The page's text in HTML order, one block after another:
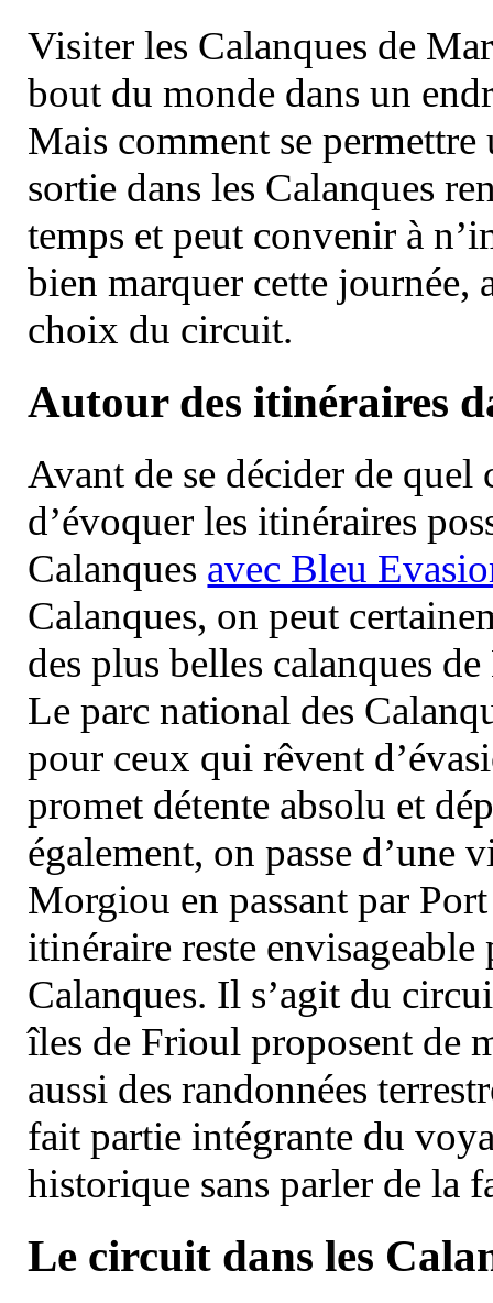
Visiter les Calanques de
bout du monde dans un
Mais comment se permettre
sortie dans les Calanques
temps et peut convenir à
bien marquer cette journée,
choix du circuit.
Autour des itinéraires
Avant de se décider de
d’évoquer les itinéraires
Calanques avec Bleu
Calanques, on peut
des plus belles calanques
Le parc national des
pour ceux qui rêvent
promet détente absolu et
également, on passe d’une
Morgiou en passant par
itinéraire reste
Calanques. Il s’agit du
îles de Frioul proposent de
aussi des randonnées
fait partie intégrante du
historique sans parler de la
Le circuit dans les